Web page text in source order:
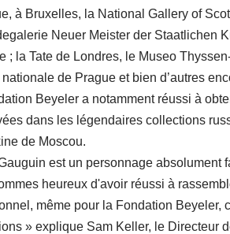
à Bruxelles, la National Gallery of
Neuer Meister der Staatlichen
; la Tate de Londres, le Museo
de Prague et bien d’autres
Beyeler a notamment réussi à
dans les légendaires collections
de Moscou.
est un personnage absolument
heureux d'avoir réussi à
même pour la Fondation Beyeler,
» explique Sam Keller, le Directeur